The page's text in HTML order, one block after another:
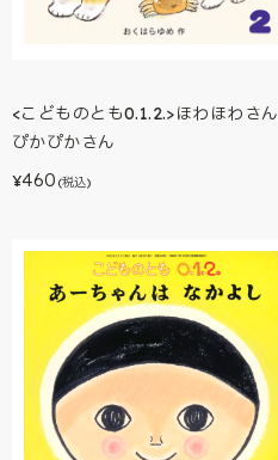
<こどものとも0.1.2.>ほわほわさん
ぴかぴかさん
¥460 (税込)